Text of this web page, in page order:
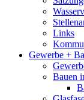
Links
Gewerbe +
Bauen